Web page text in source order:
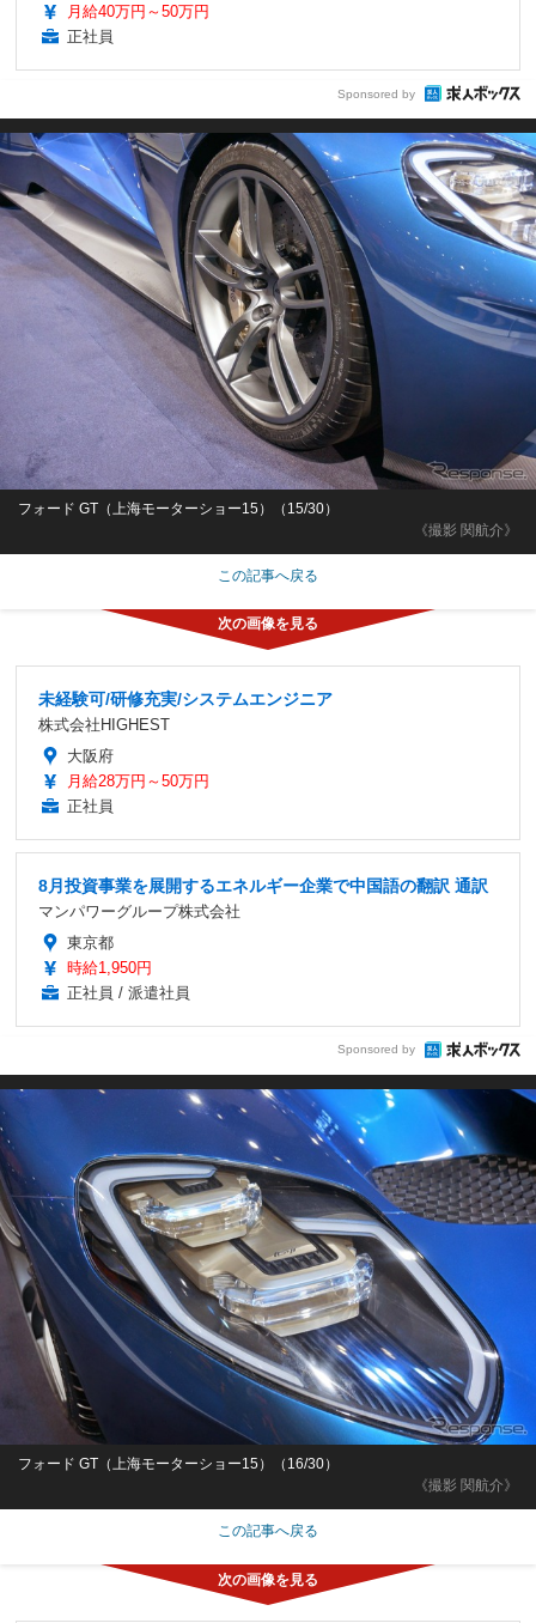
月給40万円～50万円
正社員
Sponsored by
《撮影 関航介》
フォード GT（上海モーターショー15）（15/30）
この記事へ戻る
未経験可/研修充実/システムエンジニア
株式会社HIGHEST
大阪府
月給28万円～50万円
正社員
8月投資事業を展開するエネルギー企業で中国語の翻訳 通訳
マンパワーグループ株式会社
東京都
時給1,950円
正社員 / 派遣社員
Sponsored by
《撮影 関航介》
フォード GT（上海モーターショー15）（16/30）
この記事へ戻る